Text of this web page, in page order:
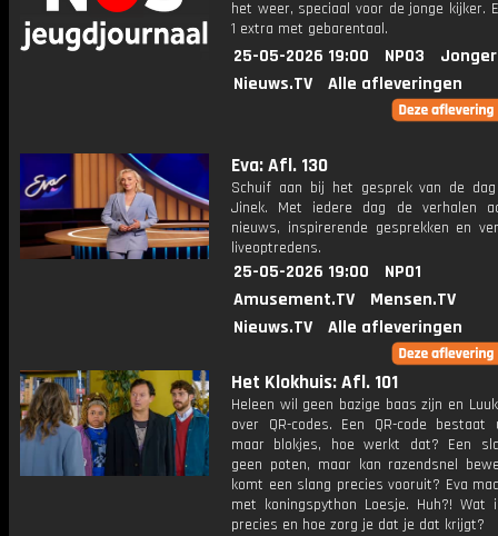
het weer, speciaal voor de jonge kijker.
1 extra met gebarentaal.
25-05-2026 19:00 NPO3
Nieuws.TV
Alle afleveringen
Eva: Afl. 130
Schuif aan bij het gesprek van de
Jinek. Met iedere dag de verhalen
nieuws, inspirerende gesprekken en
liveoptredens.
25-05-2026 19:00
NPO1
Amusement.TV
Mensen.TV
Nieuws.TV
Alle afleveringen
Het Klokhuis: Afl. 101
Heleen wil geen bazige baas zijn en
over QR-codes. Een QR-code bestaat
maar blokjes, hoe werkt dat? Een
geen poten, maar kan razendsnel
komt een slang precies vooruit? Eva
met koningspython Loesje. Huh?! Wat
precies en hoe zorg je dat je dat krijgt?